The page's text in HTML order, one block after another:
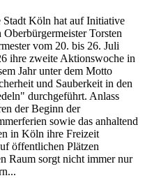
Stadt Köln hat auf Initiative
Oberbürgermeister Torsten
vom 20. bis 26. Juli
ihre zweite Aktionswoche in
Jahr unter dem Motto
und Sauberkeit in den
durchgeführt. Anlass
der Beginn der
sowie das anhaltend
in Köln ihre Freizeit
öffentlichen Plätzen
Raum sorgt nicht immer nur